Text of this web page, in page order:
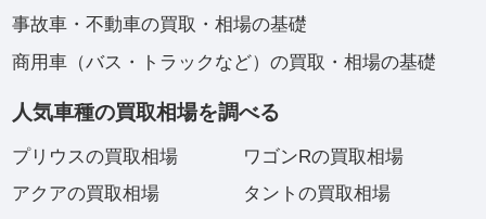
事故車・不動車の買取・相場の基礎
商用車（バス・トラックなど）の買取・相場の基礎
人気車種の買取相場を調べる
プリウスの買取相場
アクアの買取相場
ワゴンRの買取相場
タントの買取相場